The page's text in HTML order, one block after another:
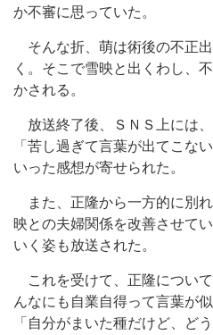
か不審に思っていた。
そんな折、萌は術後の不正
く。そこで雪映と出くわし、
かされる。
放送終了後、ＳＮＳ上には、
「苦し過ぎて言葉が出てこな
いった感想が寄せられた。
また、正隆から一方的に別
映との夫婦関係を改善させて
いく姿も放送された。
これを受けて、正隆につい
んなにも自業自得って言葉が
「自分がまいた種だけど、ど